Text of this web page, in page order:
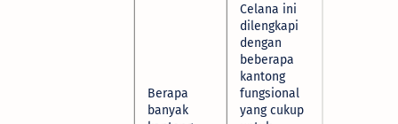
Berapa
banyak
Celana ini
dilengkapi
dengan
beberapa
kantong
fungsional
yang cukup